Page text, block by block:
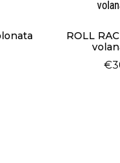
ROLL
€